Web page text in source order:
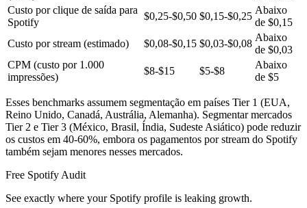
Custo por clique de saída para
Spotify
$0,25-$0,50 $0,15-$0,25
Abaixo
de $0,15
Custo por stream (estimado)
$0,08-$0,15 $0,03-$0,08
Abaixo
de $0,03
CPM (custo por 1.000
impressões)
$8-$15 $5-$8
Abaixo
de $5
Esses benchmarks assumem segmentação em países Tier 1 (EUA,
Reino Unido, Canadá, Austrália, Alemanha). Segmentar mercados
Tier 2 e Tier 3 (México, Brasil, Índia, Sudeste Asiático) pode reduzir
os custos em 40-60%, embora os pagamentos por stream do Spotify
também sejam menores nesses mercados.
Free Spotify Audit
See exactly where your Spotify profile is leaking growth.